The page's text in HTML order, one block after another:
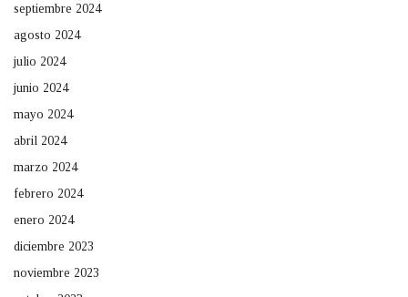
septiembre 2024
agosto 2024
julio 2024
junio 2024
mayo 2024
abril 2024
marzo 2024
febrero 2024
enero 2024
diciembre 2023
noviembre 2023